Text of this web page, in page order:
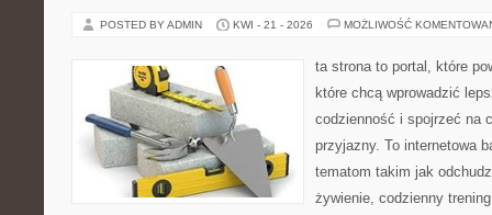
POSTED BY ADMIN KWI - 21 - 2026 MOŻLIWOŚĆ
ta strona to portal, które
które chcą wprowadzić
codzienność i spojrzeć na
przyjazny. To internetowa
tematom takim jak
żywienie, codzienny